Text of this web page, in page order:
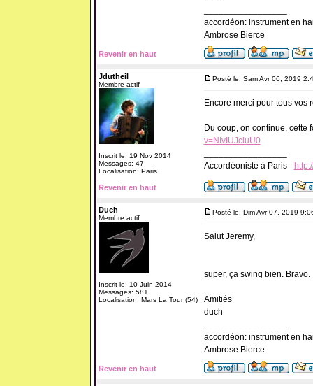
accordéon: instrument en
Ambrose Bierce
Revenir en haut
Jdutheil
Membre actif
Inscrit le: 19 Nov 2014
Messages: 47
Localisation: Paris
Posté le: Sam Avr 06, 2019
Encore merci pour tous vos
Du coup, on continue, cette
v=NIvIUJcluU0
Accordéoniste à Paris -
Revenir en haut
Duch
Membre actif
Inscrit le: 10 Juin 2014
Messages: 581
Localisation: Mars La Tour (54)
Posté le: Dim Avr 07, 2019
Salut Jeremy,
super, ça swing bien. Bravo.
Amitiés
duch
accordéon: instrument en
Ambrose Bierce
Revenir en haut